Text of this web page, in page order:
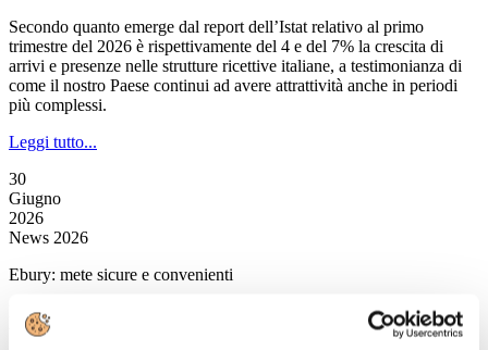
Secondo quanto emerge dal report dell’Istat relativo al primo
trimestre del 2026 è rispettivamente del 4 e del 7% la crescita di
arrivi e presenze nelle strutture ricettive italiane, a testimonianza di
come il nostro Paese continui ad avere attrattività anche in periodi
più complessi.
Leggi tutto...
30
Giugno
2026
News 2026
Ebury: mete sicure e convenienti
L’estate 2026 si apre in un contesto internazionale ancora segnato da
tensioni geopolitiche, ma la voglia di viaggiare non sembra